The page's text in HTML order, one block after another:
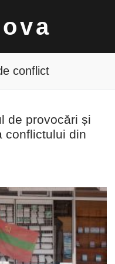
conflict
de provocări și
conflictului din